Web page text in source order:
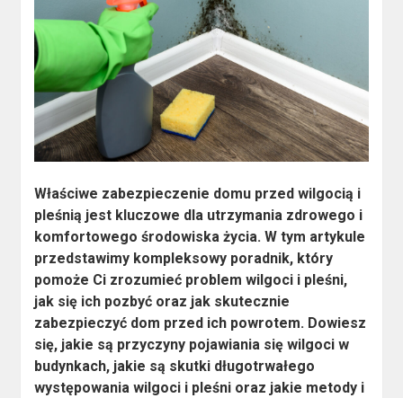
Właściwe zabezpieczenie domu przed wilgocią i
pleśnią jest kluczowe dla utrzymania zdrowego i
komfortowego środowiska życia. W tym artykule
przedstawimy kompleksowy poradnik, który
pomoże Ci zrozumieć problem wilgoci i pleśni,
jak się ich pozbyć oraz jak skutecznie
zabezpieczyć dom przed ich powrotem. Dowiesz
się, jakie są przyczyny pojawiania się wilgoci w
budynkach, jakie są skutki długotrwałego
występowania wilgoci i pleśni oraz jakie metody i